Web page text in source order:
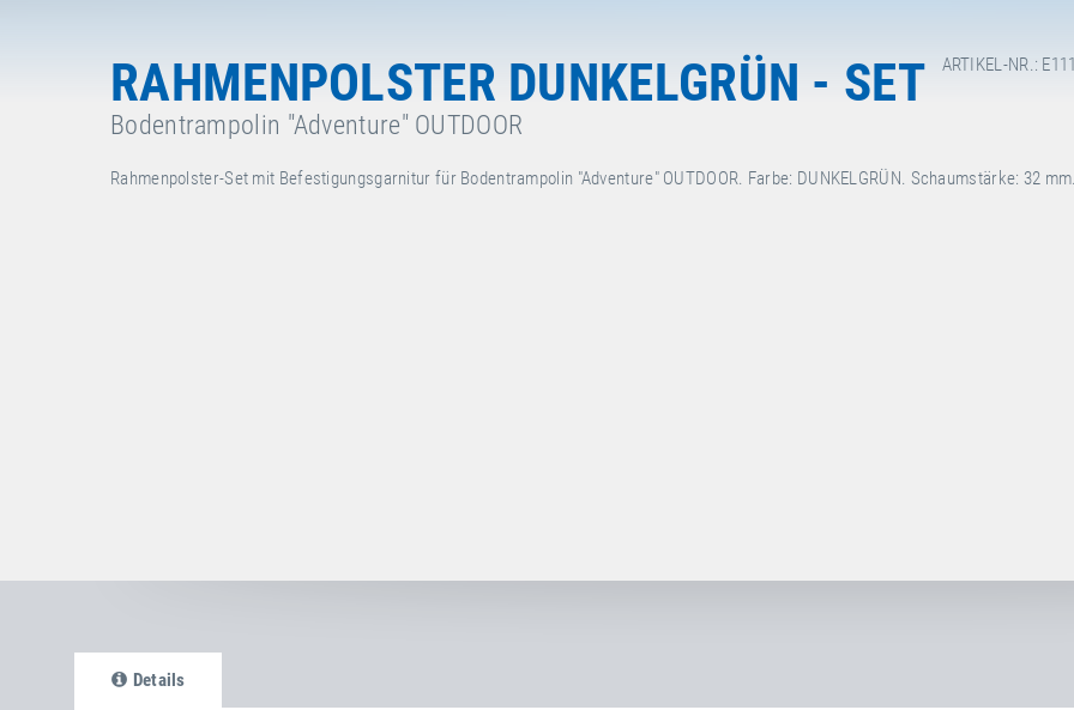
ARTIKEL-NR.:
RAHMENPOLSTER DUNKELGRÜN - SET
Bodentrampolin "Adventure" OUTDOOR
Rahmenpolster-Set mit Befestigungsgarnitur für Bodentrampolin "Adventure" OUTDOOR. Farbe: DUNKELGRÜN. Schaumstärke: 32 mm.
Details